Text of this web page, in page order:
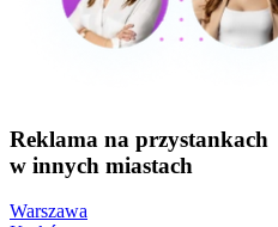
Reklama na przystankach
w innych miastach
Warszawa